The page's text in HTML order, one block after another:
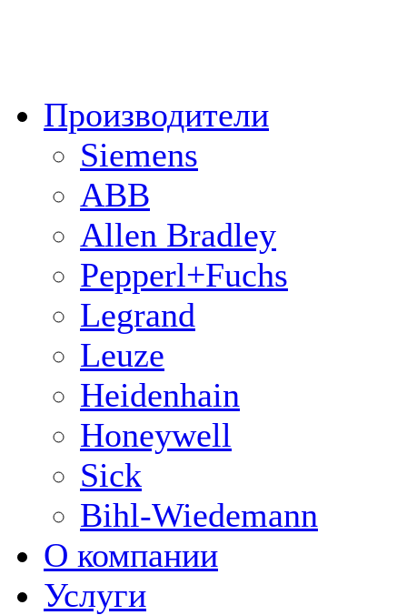
Производители
Siemens
ABB
Allen Bradley
Pepperl+Fuchs
Legrand
Leuze
Heidenhain
Honeywell
Sick
Bihl-Wiedemann
О компании
Услуги